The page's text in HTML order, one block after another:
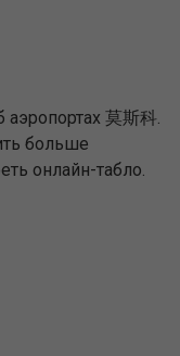
莫斯科.
больше
онлайн-табло.